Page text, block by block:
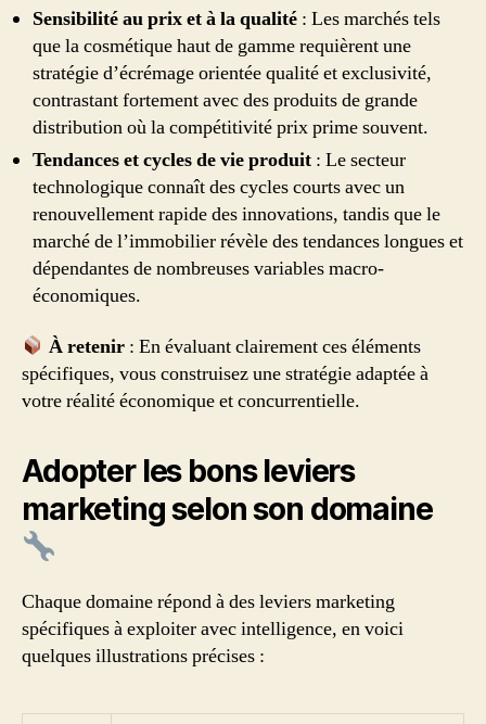
Sensibilité au prix et à la qualité : Les marchés tels
que la cosmétique haut de gamme requièrent une
stratégie d’écrémage orientée qualité et exclusivité,
contrastant fortement avec des produits de grande
distribution où la compétitivité prix prime souvent.
Tendances et cycles de vie produit : Le secteur
technologique connaît des cycles courts avec un
renouvellement rapide des innovations, tandis que le
marché de l’immobilier révèle des tendances longues et
dépendantes de nombreuses variables macro-
économiques.
À retenir: En évaluant clairement ces éléments
spécifiques, vous construisez une stratégie adaptée à
votre réalité économique et concurrentielle.
Adopter les bons leviers
marketing selon son domaine
Chaque domaine répond à des leviers marketing
spécifiques à exploiter avec intelligence, en voici
quelques illustrations précises :